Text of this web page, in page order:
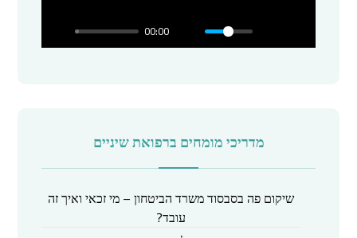
00:00
מדריכי מומחים ברפואת שיניים
שיקום פה בסבסוד משרד הביטחון – מי זכאי ואיך זה
עובד?